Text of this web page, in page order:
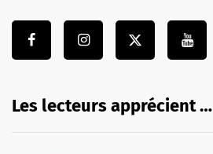
Les lecteurs apprécient …